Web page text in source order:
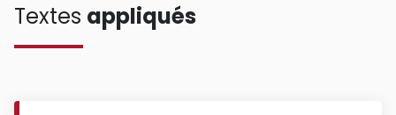
Textes appliqués